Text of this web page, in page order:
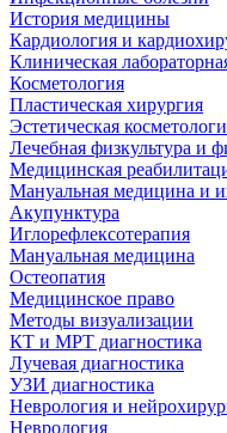
История медицины
Кардиология и
Клиническая
Косметология
Пластическая хирургия
Эстетическая
Лечебная физкультура и
Медицинская
Мануальная медицина и
Акупунктура
Иглорефлексотерапия
Мануальная медицина
Остеопатия
Медицинское право
Методы визуализации
КТ и МРТ диагностика
Лучевая диагностика
УЗИ диагностика
Неврология и
Неврология